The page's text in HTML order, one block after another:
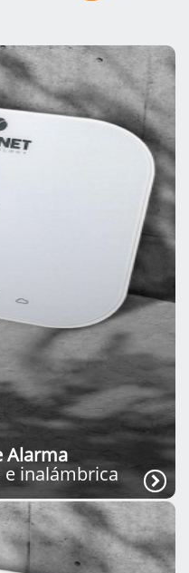
Alarma
inalámbrica